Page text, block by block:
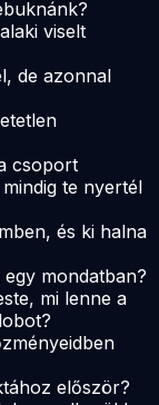
viselt
de azonnal
csoport
te nyertél
és ki halna
mondatban?
mi lenne a
először?